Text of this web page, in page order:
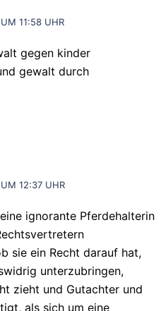
11:58 UHR
gegen kinder
gewalt durch
12:37 UHR
ignorante Pferdehalterin
sie ein Recht darauf hat,
unterzubringen,
zieht und Gutachter und
als sich um eine